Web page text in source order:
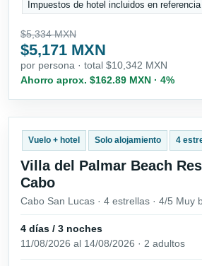
Impuestos de hotel incluidos en referencia
$5,334 MXN
$5,171 MXN
por persona · total $10,342 MXN
Ahorro aprox. $162.89 MXN · 4%
Vuelo + hotel Solo alojamiento 4
Villa del Palmar Beach
Cabo
Cabo San Lucas · 4 estrellas · 4/5 Muy
4 días / 3 noches
11/08/2026 al 14/08/2026 · 2 adultos